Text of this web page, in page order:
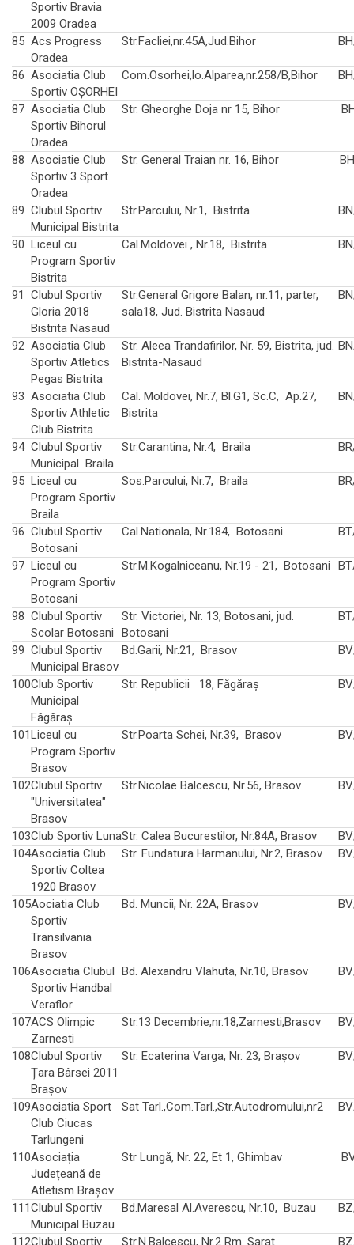
Sportiv Bravia
2009 Oradea
85 Acs Progress
Oradea
Str.Facliei,nr.45A,Jud.Bihor
86 Asociatia Club
Sportiv OȘORHEI
Com.Osorhei,lo.Alparea,nr.258/B,Bihor
87 Asociatia Club
Sportiv Bihorul
Oradea
Str. Gheorghe Doja nr 15, Bihor
88 Asociatie Club
Sportiv 3 Sport
Oradea
Str. General Traian nr. 16, Bihor
89 Clubul Sportiv
Municipal Bistrita
Str.Parcului, Nr.1, Bistrita
90 Liceul cu
Program Sportiv
Bistrita
Cal.Moldovei , Nr.18, Bistrita
91
Clubul Sportiv
Gloria 2018
Bistrita Nasaud
Str.General Grigore Balan, nr.11, parter,
sala18, Jud. Bistrita Nasaud
92 Asociatia Club
Sportiv Atletics
Pegas Bistrita
Str. Aleea Trandafirilor, Nr. 59, Bistrita, jud.
Bistrita-Nasaud
93 Asociatia Club
Sportiv Athletic
Club Bistrita
Cal. Moldovei, Nr.7, Bl.G1, Sc.C, Ap.27,
Bistrita
94 Clubul Sportiv
Municipal Braila
Str.Carantina, Nr.4, Braila
95 Liceul cu
Program Sportiv
Braila
Sos.Parcului, Nr.7, Braila
96 Clubul Sportiv
Botosani
Cal.Nationala, Nr.184, Botosani
97 Liceul cu
Program Sportiv
Botosani
Str.M.Kogalniceanu, Nr.19 - 21, Botosani
98 Clubul Sportiv
Scolar Botosani
Str. Victoriei, Nr. 13, Botosani, jud.
Botosani
99 Clubul Sportiv
Municipal Brasov
Bd.Garii, Nr.21, Brasov
100Club Sportiv
Municipal
Făgăraș
Str. Republicii 18, Făgăraş
101Liceul cu
Program Sportiv
Brasov
Str.Poarta Schei, Nr.39, Brasov
102Clubul Sportiv
"Universitatea"
Brasov
Str.Nicolae Balcescu, Nr.56, Brasov
103Club Sportiv LunaStr. Calea Bucurestilor, Nr.84A, Brasov
104Asociatia Club
Sportiv Coltea
1920 Brasov
Str. Fundatura Harmanului, Nr.2, Brasov
105Aociatia Club
Sportiv
Transilvania
Brasov
Bd. Muncii, Nr. 22A, Brasov
106Asociatia Clubul
Sportiv Handbal
Veraflor
Bd. Alexandru Vlahuta, Nr.10, Brasov
107ACS Olimpic
Zarnesti
Str.13 Decembrie,nr.18,Zarnesti,Brasov
108Clubul Sportiv
Țara Bârsei 2011
Brașov
Str. Ecaterina Varga, Nr. 23, Brașov
109Asociatia Sport
Club Ciucas
Tarlungeni
Sat Tarl.,Com.Tarl.,Str.Autodromului,nr2
110Asociația
Județeană de
Atletism Brașov
Str Lungă, Nr. 22, Et 1, Ghimbav
111Clubul Sportiv
Municipal Buzau
Bd.Maresal Al.Averescu, Nr.10, Buzau
112Clubul Sportiv Str.N.Balcescu, Nr.2 Rm. Sarat